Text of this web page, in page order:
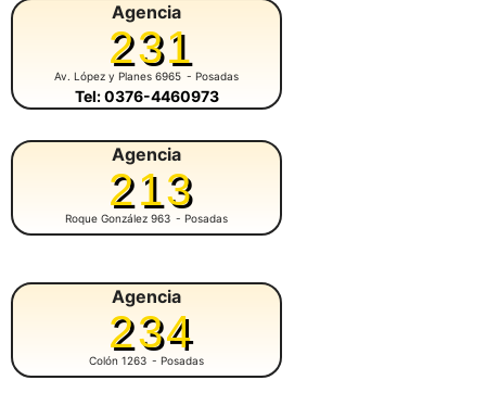
Agencia
231
Av. López y Planes 6965 - Posadas
Tel: 0376-4460973
Agencia
213
Roque González 963 - Posadas
Agencia
234
Colón 1263 - Posadas